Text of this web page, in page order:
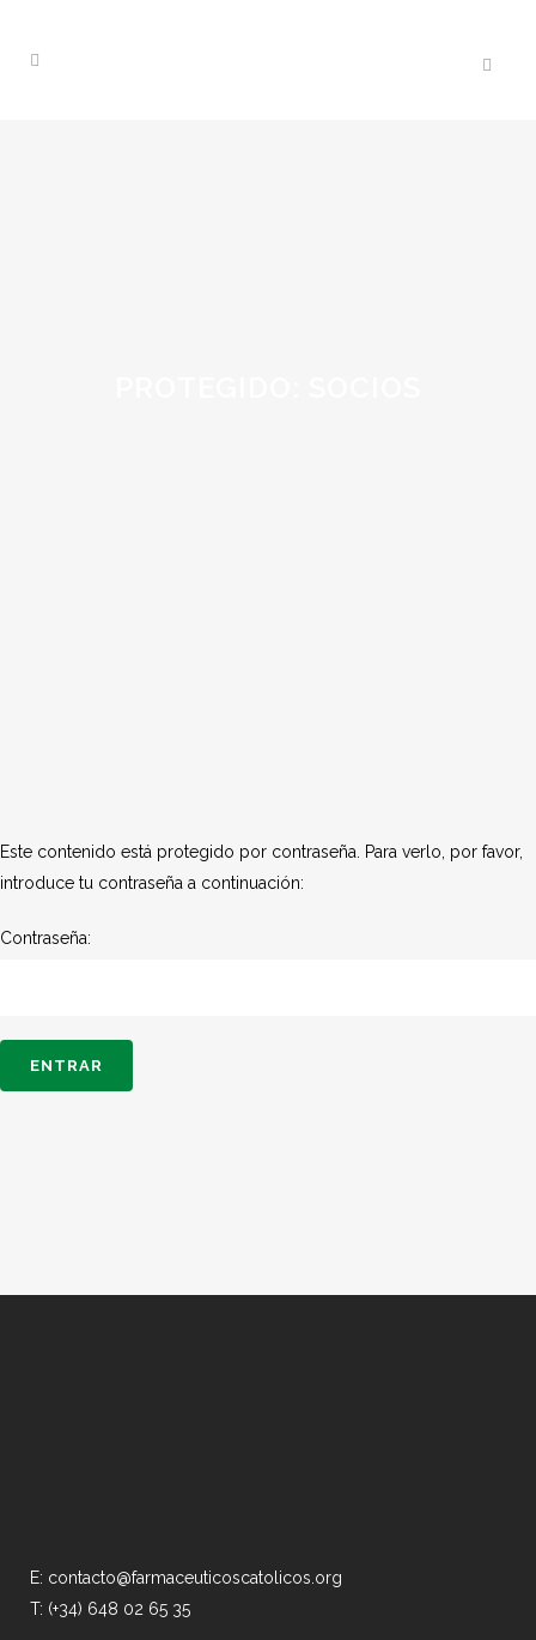
Este contenido está protegido por contraseña. Para verlo, por favor,
introduce tu contraseña a continuación:
Contraseña:
E: contacto@farmaceuticoscatolicos.org
T: (+34) 648 02 65 35